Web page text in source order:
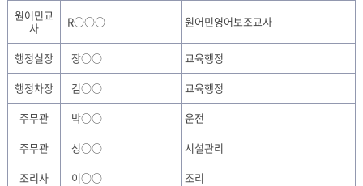
원어민교
사
R○○○ 원어민영어보조교사
행정실장 장○○
교육행정
행정차장
김○○
교육행정
주무관
박○○
운전
주무관
성○○
시설관리
조리사
이○○
조리